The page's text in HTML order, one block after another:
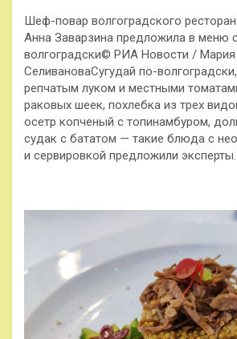
Шеф-повар волгоградского
Анна Заварзина предложила в меню
волгоградски© РИА Новости / Мария
СеливановаСугудай по-
репчатым луком и местными
раковых шеек, похлебка из трех
осетр копченый с топинамбуром,
судак с бататом — такие блюда с
и сервировкой предложили эксперты.